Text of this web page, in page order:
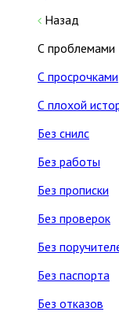
Назад
С проблемами
С просрочками
С плохой
Без снилс
Без работы
Без прописки
Без проверок
Без
Без паспорта
Без отказов